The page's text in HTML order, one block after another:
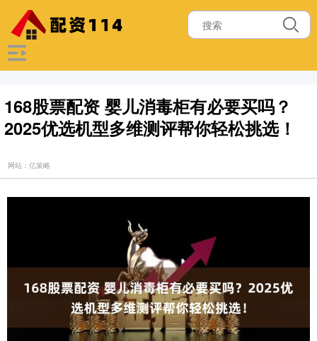
168股票配资 婴儿消毒柜有必要买吗？
2025优选机型多维测评帮你轻松挑选！
网站：亿策略